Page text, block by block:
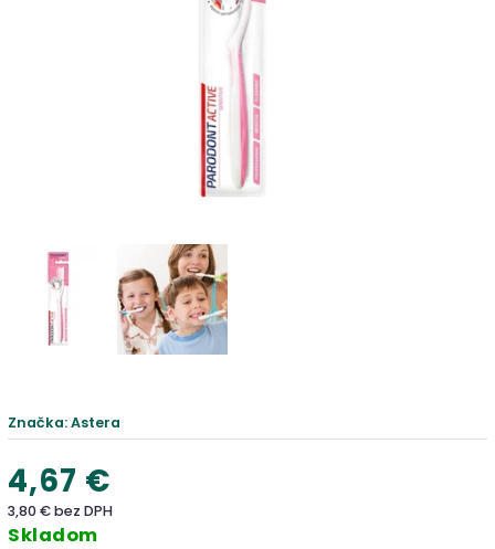
Značka:Astera
4,67 €
3,80 € bez DPH
Skladom